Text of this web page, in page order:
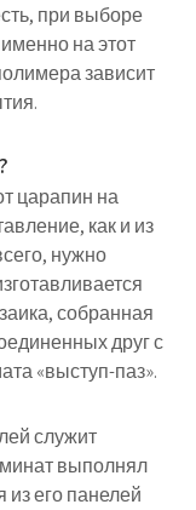
при выборе
на этот
зависит
царапин на
как и из
нужно
собранная
друг с
«выступ-паз».
служит
выполнял
его панелей